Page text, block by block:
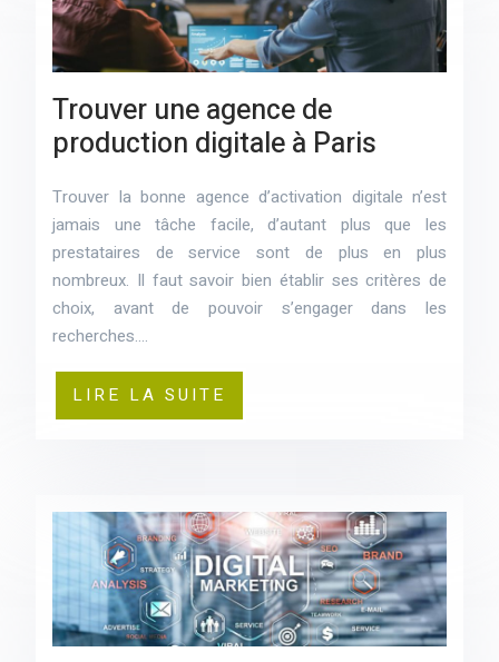
Trouver une agence de
production digitale à Paris
Trouver la bonne agence d’activation digitale n’est
jamais une tâche facile, d’autant plus que les
prestataires de service sont de plus en plus
nombreux. Il faut savoir bien établir ses critères de
choix, avant de pouvoir s’engager dans les
recherches….
LIRE LA SUITE